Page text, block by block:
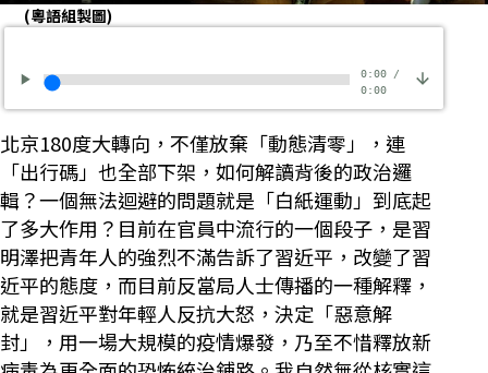
(粵語組製圖)
0:00/
0:00
北京180度大轉向，不僅放棄「動態清零」，連
「出行碼」也全部下架，如何解讀背後的政治邏
輯？一個無法迴避的問題就是「白紙運動」到底起
了多大作用？目前在官員中流行的一個段子，是習
明澤把青年人的強烈不滿告訴了習近平，改變了習
近平的態度，而目前反當局人士傳播的一種解釋，
就是習近平對年輕人反抗大怒，決定「惡意解
封」，用一場大規模的疫情爆發，乃至不惜釋放新